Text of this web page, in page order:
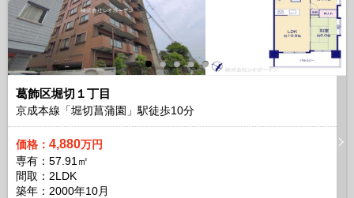
葛飾区堀切１丁目
京成本線「堀切菖蒲園」駅徒歩10分
価格： 4,880万円
専有：57.91㎡
間取：2LDK
築年：2000年10月